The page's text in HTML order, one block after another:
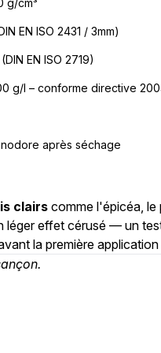
g/cm³
EN ISO 2431 / 3mm)
EN ISO 2719)
g/l – conforme directive
après séchage
clairs comme l'épicéa,
léger effet cérusé — un
la première